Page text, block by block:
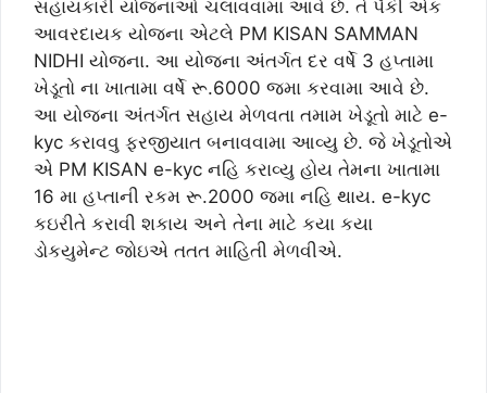
સહાયકારી યોજનાઓ ચલાવવામા આવે છે. તે પૈકી એક
આવરદાયક યોજના એટલે PM KISAN SAMMAN
NIDHI યોજના. આ યોજના અંતર્ગત દર વર્ષે 3 હપ્તામા
ખેડૂતો ના ખાતામા વર્ષે રૂ.6000 જમા કરવામા આવે છે.
આ યોજના અંતર્ગત સહાય મેળવતા તમામ ખેડૂતો માટે e-
kyc કરાવવુ ફરજીયાત બનાવવામા આવ્યુ છે. જે ખેડૂતોએ
એ PM KISAN e-kyc નહિ કરાવ્યુ હોય તેમના ખાતામા
16 મા હપ્તાની રકમ રૂ.2000 જમા નહિ થાય. e-kyc
કઇરીતે કરાવી શકાય અને તેના માટે કયા કયા
ડોકયુમેન્ટ જોઇએ તતત માહિતી મેળવીએ.